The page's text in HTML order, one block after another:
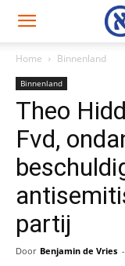
Home Binnenland
Binnenland
Theo
Fvd,
partij
Door Benjamin de Vries -